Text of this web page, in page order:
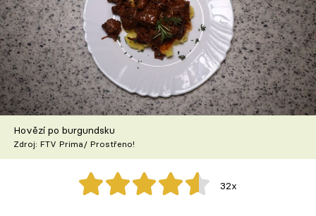
Články
TV Program
Škola vaření
Recepty z TV
Speciál: Cuketa
Těhotnej kuchař
Hovězí po burgundsku
Zdroj: FTV Prima/ Prostřeno!
32x